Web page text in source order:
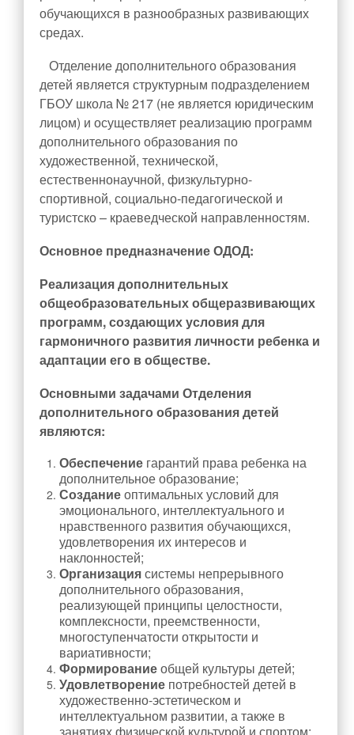
Расписание занятий
Учебная работа
Обучение с использованием дистанционных
образовательных технологий
Введение ФГОС СОО
Государственная итоговая аттестация (ГИА)
Итоговое собеседование (ИС-9)
Итоговое сочинение (ИС-11)
Проведение оценочных процедур в ОУ
Всероссийская олимпиада школьников
Функциональная грамотность
Проектная деятельность
Конкурсы , олимпиады
Инновационная деятельность
Методическая копилка
Разработки уроков
Воспитательная работа
Штаб воспитательной работы
Классные руководители
Документация
Профориентация
Разговоры о важном
Профилактика детского дорожно-транспортного травматизма
Профилактика негативных явлений среди
несовершеннолетних
Школьное самоуправление
Первичное отделение РДДМ «Движение первых»
Орлята России
обучающихся в разнообразных развивающих
средах.
Отделение дополнительного образования
детей является структурным подразделением
ГБОУ школа № 217 (не является юридическим
лицом) и осуществляет реализацию программ
дополнительного образования по
художественной, технической,
естественнонаучной, физкультурно-
спортивной, социально-педагогической и
туристско – краеведческой направленностям.
Основное предназначение ОДОД:
Реализация дополнительных
общеобразовательных общеразвивающих
программ, создающих условия для
гармоничного развития личности ребенка и
адаптации его в обществе.
Основными задачами Отделения
дополнительного образования детей
являются:
Обеспечение гарантий права ребенка на
дополнительное образование;
Созданиеоптимальных условий для
эмоционального, интеллектуального и
нравственного развития обучающихся,
удовлетворения их интересов и
наклонностей;
Организациясистемы непрерывного
дополнительного образования,
реализующей принципы целостности,
комплексности, преемственности,
многоступенчатости открытости и
вариативности;
Формированиеобщей культуры детей;
Удовлетворение потребностей детей в
художественно-эстетическом и
интеллектуальном развитии, а также в